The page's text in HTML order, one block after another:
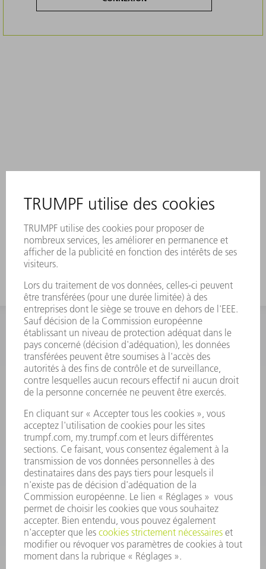
INFORMATION
Foire aux questions
Termes et conditions
CONTACT
01 48 17 37 73
Lun - Jeu 08:00h - 16:30h
Ven 08:00h - 12:30h
outillages@fr.TRUMPF.com
CONTACT
Pièces Détachées
01 48 17 37 57
Lun – Ven 8:30h - 17:30h
pieces.detachees@trumpf.com